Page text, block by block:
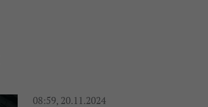
08:59, 20.11.2024